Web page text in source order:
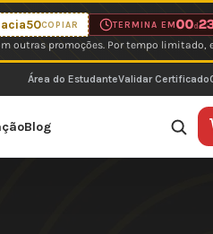
COPIAR TERMINA EM00d
outras promoções. Por tempo limitado,
Área do EstudanteValidar Certificado
Blog